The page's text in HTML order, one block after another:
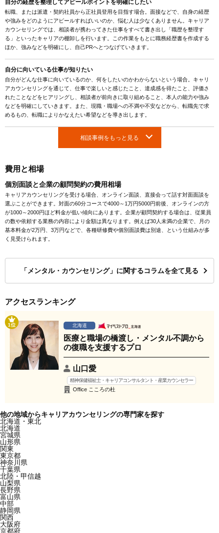
自分の経歴を整理してアピールポイントを明確にしたい
転職、または派遣・契約社員から正社員登用を目指す場合。面接などで、自身の経歴
や強みをどのようにアピールすればいいのか、悩む人は少なくありません。キャリア
カウンセリングでは、相談者が携わってきた仕事をすべて書き出し「職歴を整理す
る」といったキャリアの棚卸しを行います。この作業をもとに職務経歴書を作成する
ほか、強みなどを明確にし、自己PRへとつなげていきます。
自分に向いている仕事が知りたい
自分がどんな仕事に向いているのか、何をしたいのかわからないという場合。キャリ
アカウンセリングを通じて、仕事で楽しいと感じたこと、達成感を得たこと、評価さ
れたことなどをヒアリングし、相談者が前向きに取り組めること、本人の能力や強み
などを明確にしていきます。また、現職・職場への不満や不安などから、転職先で求
めるもの、転職によりかなえたい希望などを導き出します。
相談事例をもっと見る
費用と相場
個別面談と企業の顧問契約の費用相場
キャリアカウンセリングを受ける場合、オンライン面談、直接会って話す対面面談を
選ぶことができます。対面の60分コースで4000～1万円5000円前後、オンラインの方
が1000～2000円ほど料金が低い傾向にあります。企業が顧問契約する場合は、従業員
の数や依頼する業務の内容により金額は異なります。例えば30人未満の企業で、月の
基本料金が2万円、3万円などで、各種研修費や個別面談費は別途、という仕組みが多
く見受けられます。
「メンタル・カウンセリング」に関するコラムを全て見る
アクセスランキング
1位 北海道
医療と職場の橋渡し・メンタル不調から
の復職を支援するプロ
山口愛
精神保健福祉士・キャリアコンサルタント・産業カウンセラー
Office こころの杜
他の地域からキャリアカウンセリングの専門家を探す
北海道・東北
北海道
宮城県
山形県
関東
東京都
神奈川県
千葉県
北陸・甲信越
山梨県
長野県
富山県
中部
静岡県
関西
大阪府
京都府